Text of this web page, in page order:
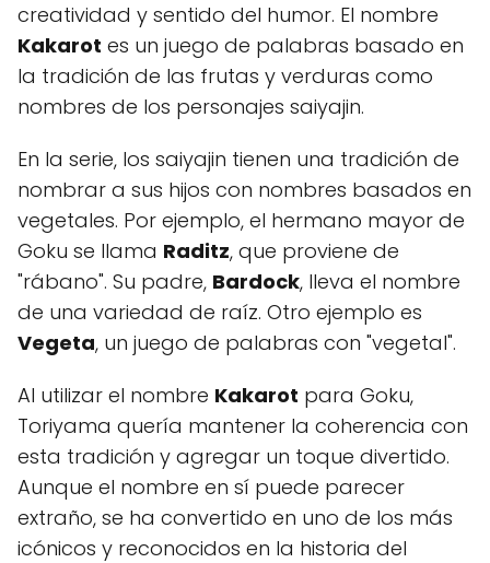
creatividad y sentido del humor. El nombre
Kakarot es un juego de palabras basado en
la tradición de las frutas y verduras como
nombres de los personajes saiyajin.
En la serie, los saiyajin tienen una tradición de
nombrar a sus hijos con nombres basados en
vegetales. Por ejemplo, el hermano mayor de
Goku se llama Raditz, que proviene de
"rábano". Su padre, Bardock, lleva el nombre
de una variedad de raíz. Otro ejemplo es
Vegeta, un juego de palabras con "vegetal".
Al utilizar el nombre Kakarot para Goku,
Toriyama quería mantener la coherencia con
esta tradición y agregar un toque divertido.
Aunque el nombre en sí puede parecer
extraño, se ha convertido en uno de los más
icónicos y reconocidos en la historia del